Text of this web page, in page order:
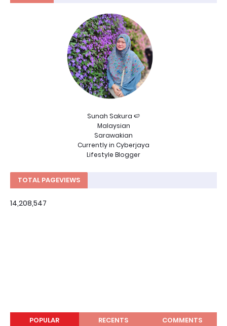
Sunah Sakura 🍉
Malaysian
Sarawakian
Currently in Cyberjaya
Lifestyle Blogger
TOTAL PAGEVIEWS
14,208,547
POPULAR RECENTS COMMENTS